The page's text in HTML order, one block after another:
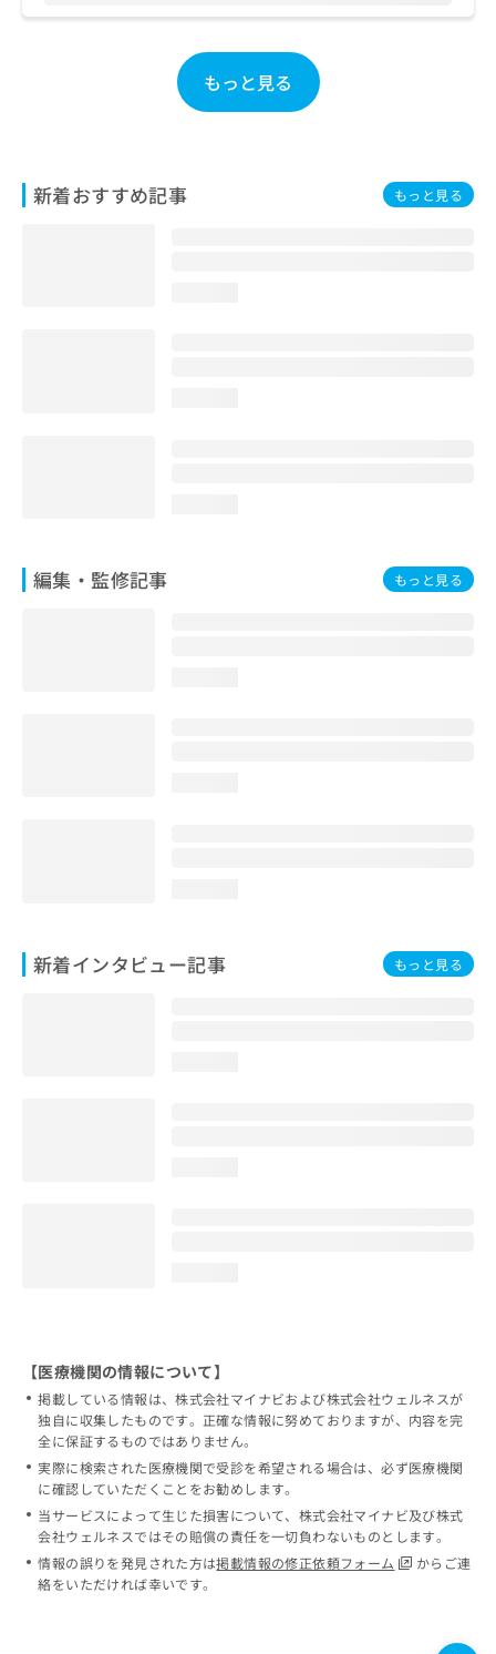
もっと見る
新着おすすめ記事 もっと見る
編集・監修記事 もっと見る
新着インタビュー記事 もっと見る
お
ち
【医療機関の情報について】
掲載している情報は、株式会社マイナビおよび株式会社ウェルネスが
独自に収集したものです。正確な情報に努めておりますが、内容を完
全に保証するものではありません。
実際に検索された医療機関で受診を希望される場合は、必ず医療機関
に確認していただくことをお勧めします。
当サービスによって生じた損害について、株式会社マイナビ及び株式
会社ウェルネスではその賠償の責任を一切負わないものとします。
情報の誤りを発見された方は掲載情報の修正依頼フォーム
からご連
絡をいただければ幸いです。